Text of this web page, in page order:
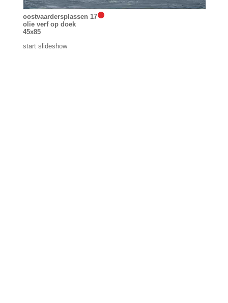
oostvaardersplassen 17
olie verf op doek
45x85
start slideshow